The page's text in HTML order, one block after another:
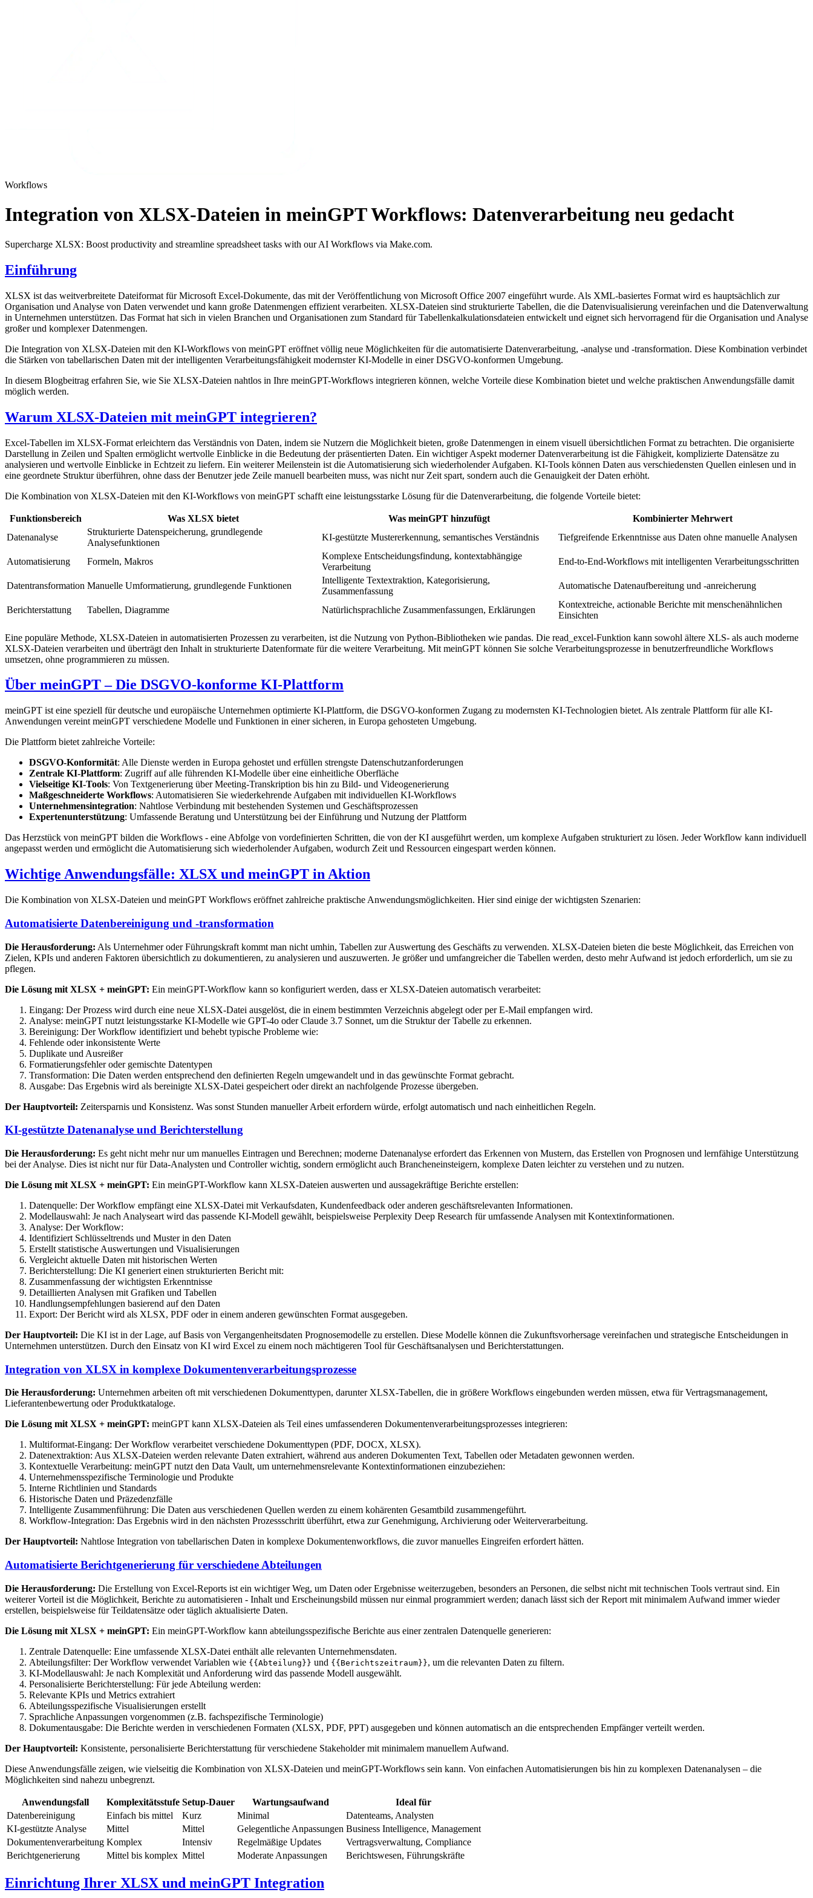
Workflows
Integration von XLSX-Dateien in meinGPT Workflows: Datenverarbeitung neu gedacht
Supercharge XLSX: Boost productivity and streamline spreadsheet tasks with our AI Workflows via Make.com.
Einführung
XLSX ist das weitverbreitete Dateiformat für Microsoft Excel-Dokumente, das mit der Veröffentlichung von Microsoft Office 2007 eingeführt wurde. Als XML-basiertes Format wird es hauptsächlich zur
Organisation und Analyse von Daten verwendet und kann große Datenmengen effizient verarbeiten. XLSX-Dateien sind strukturierte Tabellen, die die Datenvisualisierung vereinfachen und die Datenverwaltung
in Unternehmen unterstützen. Das Format hat sich in vielen Branchen und Organisationen zum Standard für Tabellenkalkulationsdateien entwickelt und eignet sich hervorragend für die Organisation und Analyse
großer und komplexer Datenmengen.
Die Integration von XLSX-Dateien mit den KI-Workflows von meinGPT eröffnet völlig neue Möglichkeiten für die automatisierte Datenverarbeitung, -analyse und -transformation. Diese Kombination verbindet
die Stärken von tabellarischen Daten mit der intelligenten Verarbeitungsfähigkeit modernster KI-Modelle in einer DSGVO-konformen Umgebung.
In diesem Blogbeitrag erfahren Sie, wie Sie XLSX-Dateien nahtlos in Ihre meinGPT-Workflows integrieren können, welche Vorteile diese Kombination bietet und welche praktischen Anwendungsfälle damit
möglich werden.
Warum XLSX-Dateien mit meinGPT integrieren?
Excel-Tabellen im XLSX-Format erleichtern das Verständnis von Daten, indem sie Nutzern die Möglichkeit bieten, große Datenmengen in einem visuell übersichtlichen Format zu betrachten. Die organisierte
Darstellung in Zeilen und Spalten ermöglicht wertvolle Einblicke in die Bedeutung der präsentierten Daten. Ein wichtiger Aspekt moderner Datenverarbeitung ist die Fähigkeit, komplizierte Datensätze zu
analysieren und wertvolle Einblicke in Echtzeit zu liefern. Ein weiterer Meilenstein ist die Automatisierung sich wiederholender Aufgaben. KI-Tools können Daten aus verschiedensten Quellen einlesen und in
eine geordnete Struktur überführen, ohne dass der Benutzer jede Zeile manuell bearbeiten muss, was nicht nur Zeit spart, sondern auch die Genauigkeit der Daten erhöht.
Die Kombination von XLSX-Dateien mit den KI-Workflows von meinGPT schafft eine leistungsstarke Lösung für die Datenverarbeitung, die folgende Vorteile bietet:
Funktionsbereich Was XLSX bietet Was meinGPT hinzufügt
Kombinierter Mehrwert
Datenanalyse
Strukturierte Datenspeicherung, grundlegende
Analysefunktionen
KI-gestützte Mustererkennung, semantisches Verständnis Tiefgreifende Erkenntnisse aus Daten ohne manuelle Analysen
Automatisierung Formeln, Makros
Komplexe Entscheidungsfindung, kontextabhängige
Verarbeitung
End-to-End-Workflows mit intelligenten Verarbeitungsschritten
Datentransformation Manuelle Umformatierung, grundlegende Funktionen
Intelligente Textextraktion, Kategorisierung,
Zusammenfassung
Automatische Datenaufbereitung und -anreicherung
Berichterstattung Tabellen, Diagramme Natürlichsprachliche Zusammenfassungen, Erklärungen
Kontextreiche, actionable Berichte mit menschenähnlichen
Einsichten
Eine populäre Methode, XLSX-Dateien in automatisierten Prozessen zu verarbeiten, ist die Nutzung von Python-Bibliotheken wie pandas. Die read_excel-Funktion kann sowohl ältere XLS- als auch moderne
XLSX-Dateien verarbeiten und überträgt den Inhalt in strukturierte Datenformate für die weitere Verarbeitung. Mit meinGPT können Sie solche Verarbeitungsprozesse in benutzerfreundliche Workflows
umsetzen, ohne programmieren zu müssen.
Über meinGPT – Die DSGVO-konforme KI-Plattform
meinGPT ist eine speziell für deutsche und europäische Unternehmen optimierte KI-Plattform, die DSGVO-konformen Zugang zu modernsten KI-Technologien bietet. Als zentrale Plattform für alle KI-
Anwendungen vereint meinGPT verschiedene Modelle und Funktionen in einer sicheren, in Europa gehosteten Umgebung.
Die Plattform bietet zahlreiche Vorteile:
DSGVO-Konformität: Alle Dienste werden in Europa gehostet und erfüllen strengste Datenschutzanforderungen
Zentrale KI-Plattform: Zugriff auf alle führenden KI-Modelle über eine einheitliche Oberfläche
Vielseitige KI-Tools: Von Textgenerierung über Meeting-Transkription bis hin zu Bild- und Videogenerierung
Maßgeschneiderte Workflows: Automatisieren Sie wiederkehrende Aufgaben mit individuellen KI-Workflows
Unternehmensintegration: Nahtlose Verbindung mit bestehenden Systemen und Geschäftsprozessen
Expertenunterstützung: Umfassende Beratung und Unterstützung bei der Einführung und Nutzung der Plattform
Das Herzstück von meinGPT bilden die Workflows - eine Abfolge von vordefinierten Schritten, die von der KI ausgeführt werden, um komplexe Aufgaben strukturiert zu lösen. Jeder Workflow kann individuell
angepasst werden und ermöglicht die Automatisierung sich wiederholender Aufgaben, wodurch Zeit und Ressourcen eingespart werden können.
Wichtige Anwendungsfälle: XLSX und meinGPT in Aktion
Die Kombination von XLSX-Dateien und meinGPT Workflows eröffnet zahlreiche praktische Anwendungsmöglichkeiten. Hier sind einige der wichtigsten Szenarien:
Automatisierte Datenbereinigung und -transformation
Die Herausforderung: Als Unternehmer oder Führungskraft kommt man nicht umhin, Tabellen zur Auswertung des Geschäfts zu verwenden. XLSX-Dateien bieten die beste Möglichkeit, das Erreichen von
Zielen, KPIs und anderen Faktoren übersichtlich zu dokumentieren, zu analysieren und auszuwerten. Je größer und umfangreicher die Tabellen werden, desto mehr Aufwand ist jedoch erforderlich, um sie zu
pflegen.
Die Lösung mit XLSX + meinGPT: Ein meinGPT-Workflow kann so konfiguriert werden, dass er XLSX-Dateien automatisch verarbeitet:
Eingang: Der Prozess wird durch eine neue XLSX-Datei ausgelöst, die in einem bestimmten Verzeichnis abgelegt oder per E-Mail empfangen wird.
Analyse: meinGPT nutzt leistungsstarke KI-Modelle wie GPT-4o oder Claude 3.7 Sonnet, um die Struktur der Tabelle zu erkennen.
Bereinigung: Der Workflow identifiziert und behebt typische Probleme wie:
Fehlende oder inkonsistente Werte
Duplikate und Ausreißer
Formatierungsfehler oder gemischte Datentypen
Transformation: Die Daten werden entsprechend den definierten Regeln umgewandelt und in das gewünschte Format gebracht.
Ausgabe: Das Ergebnis wird als bereinigte XLSX-Datei gespeichert oder direkt an nachfolgende Prozesse übergeben.
Der Hauptvorteil: Zeitersparnis und Konsistenz. Was sonst Stunden manueller Arbeit erfordern würde, erfolgt automatisch und nach einheitlichen Regeln.
KI-gestützte Datenanalyse und Berichterstellung
Die Herausforderung: Es geht nicht mehr nur um manuelles Eintragen und Berechnen; moderne Datenanalyse erfordert das Erkennen von Mustern, das Erstellen von Prognosen und lernfähige Unterstützung
bei der Analyse. Dies ist nicht nur für Data-Analysten und Controller wichtig, sondern ermöglicht auch Brancheneinsteigern, komplexe Daten leichter zu verstehen und zu nutzen.
Die Lösung mit XLSX + meinGPT: Ein meinGPT-Workflow kann XLSX-Dateien auswerten und aussagekräftige Berichte erstellen:
Datenquelle: Der Workflow empfängt eine XLSX-Datei mit Verkaufsdaten, Kundenfeedback oder anderen geschäftsrelevanten Informationen.
Modellauswahl: Je nach Analyseart wird das passende KI-Modell gewählt, beispielsweise Perplexity Deep Research für umfassende Analysen mit Kontextinformationen.
Analyse: Der Workflow:
Identifiziert Schlüsseltrends und Muster in den Daten
Erstellt statistische Auswertungen und Visualisierungen
Vergleicht aktuelle Daten mit historischen Werten
Berichterstellung: Die KI generiert einen strukturierten Bericht mit:
Zusammenfassung der wichtigsten Erkenntnisse
Detaillierten Analysen mit Grafiken und Tabellen
Handlungsempfehlungen basierend auf den Daten
Export: Der Bericht wird als XLSX, PDF oder in einem anderen gewünschten Format ausgegeben.
Der Hauptvorteil: Die KI ist in der Lage, auf Basis von Vergangenheitsdaten Prognosemodelle zu erstellen. Diese Modelle können die Zukunftsvorhersage vereinfachen und strategische Entscheidungen in
Unternehmen unterstützen. Durch den Einsatz von KI wird Excel zu einem noch mächtigeren Tool für Geschäftsanalysen und Berichterstattungen.
Integration von XLSX in komplexe Dokumentenverarbeitungsprozesse
Die Herausforderung: Unternehmen arbeiten oft mit verschiedenen Dokumenttypen, darunter XLSX-Tabellen, die in größere Workflows eingebunden werden müssen, etwa für Vertragsmanagement,
Lieferantenbewertung oder Produktkataloge.
Die Lösung mit XLSX + meinGPT: meinGPT kann XLSX-Dateien als Teil eines umfassenderen Dokumentenverarbeitungsprozesses integrieren:
Multiformat-Eingang: Der Workflow verarbeitet verschiedene Dokumenttypen (PDF, DOCX, XLSX).
Datenextraktion: Aus XLSX-Dateien werden relevante Daten extrahiert, während aus anderen Dokumenten Text, Tabellen oder Metadaten gewonnen werden.
Kontextuelle Verarbeitung: meinGPT nutzt den Data Vault, um unternehmensrelevante Kontextinformationen einzubeziehen:
Unternehmensspezifische Terminologie und Produkte
Interne Richtlinien und Standards
Historische Daten und Präzedenzfälle
Intelligente Zusammenführung: Die Daten aus verschiedenen Quellen werden zu einem kohärenten Gesamtbild zusammengeführt.
Workflow-Integration: Das Ergebnis wird in den nächsten Prozessschritt überführt, etwa zur Genehmigung, Archivierung oder Weiterverarbeitung.
Der Hauptvorteil: Nahtlose Integration von tabellarischen Daten in komplexe Dokumentenworkflows, die zuvor manuelles Eingreifen erfordert hätten.
Automatisierte Berichtgenerierung für verschiedene Abteilungen
Die Herausforderung: Die Erstellung von Excel-Reports ist ein wichtiger Weg, um Daten oder Ergebnisse weiterzugeben, besonders an Personen, die selbst nicht mit technischen Tools vertraut sind. Ein
weiterer Vorteil ist die Möglichkeit, Berichte zu automatisieren - Inhalt und Erscheinungsbild müssen nur einmal programmiert werden; danach lässt sich der Report mit minimalem Aufwand immer wieder
erstellen, beispielsweise für Teildatensätze oder täglich aktualisierte Daten.
Die Lösung mit XLSX + meinGPT: Ein meinGPT-Workflow kann abteilungsspezifische Berichte aus einer zentralen Datenquelle generieren:
Zentrale Datenquelle: Eine umfassende XLSX-Datei enthält alle relevanten Unternehmensdaten.
Abteilungsfilter: Der Workflow verwendet Variablen wie {{Abteilung}} und {{Berichtszeitraum}}, um die relevanten Daten zu filtern.
KI-Modellauswahl: Je nach Komplexität und Anforderung wird das passende Modell ausgewählt.
Personalisierte Berichterstellung: Für jede Abteilung werden:
Relevante KPIs und Metrics extrahiert
Abteilungsspezifische Visualisierungen erstellt
Sprachliche Anpassungen vorgenommen (z.B. fachspezifische Terminologie)
Dokumentausgabe: Die Berichte werden in verschiedenen Formaten (XLSX, PDF, PPT) ausgegeben und können automatisch an die entsprechenden Empfänger verteilt werden.
Der Hauptvorteil: Konsistente, personalisierte Berichterstattung für verschiedene Stakeholder mit minimalem manuellem Aufwand.
Diese Anwendungsfälle zeigen, wie vielseitig die Kombination von XLSX-Dateien und meinGPT-Workflows sein kann. Von einfachen Automatisierungen bis hin zu komplexen Datenanalysen – die
Möglichkeiten sind nahezu unbegrenzt.
Anwendungsfall Komplexitätsstufe Setup-Dauer Wartungsaufwand
Ideal für
Datenbereinigung
Einfach bis mittel Kurz Minimal
Datenteams, Analysten
KI-gestützte Analyse
Mittel Mittel Gelegentliche Anpassungen Business Intelligence, Management
Dokumentenverarbeitung Komplex Intensiv Regelmäßige Updates
Vertragsverwaltung, Compliance
Berichtgenerierung
Mittel bis komplex Mittel Moderate Anpassungen Berichtswesen, Führungskräfte
Einrichtung Ihrer XLSX und meinGPT Integration